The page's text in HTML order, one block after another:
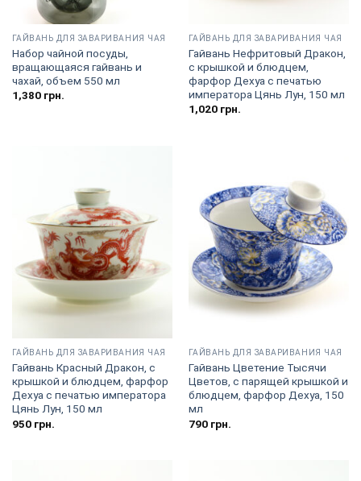
ГАЙВАНЬ ДЛЯ ЗАВАРИВАНИЯ ЧАЯ
Набор чайной посуды,
вращающаяся гайвань и
чахай, объем 550 мл
1,380грн.
ГАЙВАНЬ ДЛЯ ЗАВАРИВАНИЯ ЧАЯ
Гайвань Нефритовый Дракон,
с крышкой и блюдцем,
фарфор Дехуа с печатью
императора Цянь Лун, 150 мл
1,020грн.
ГАЙВАНЬ ДЛЯ ЗАВАРИВАНИЯ ЧАЯ
Гайвань Красный Дракон, с
крышкой и блюдцем, фарфор
Дехуа с печатью императора
Цянь Лун, 150 мл
950грн.
ГАЙВАНЬ ДЛЯ ЗАВАРИВАНИЯ ЧАЯ
Гайвань Цветение Тысячи
Цветов, с парящей крышкой и
блюдцем, фарфор Дехуа, 150
мл
790грн.